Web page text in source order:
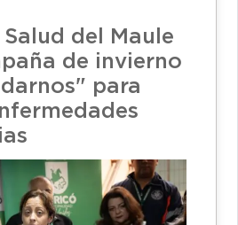
del Maule
de invierno
para